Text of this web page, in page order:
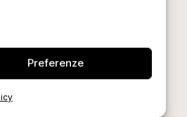
Preferenze